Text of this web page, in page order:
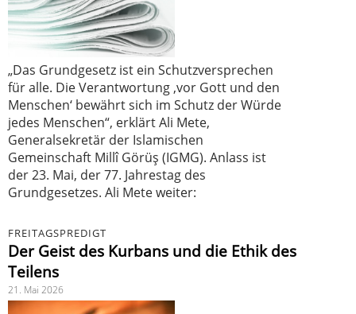
„Das Grundgesetz ist ein Schutzversprechen
für alle. Die Verantwortung ‚vor Gott und den
Menschen‘ bewährt sich im Schutz der Würde
jedes Menschen“, erklärt Ali Mete,
Generalsekretär der Islamischen
Gemeinschaft Millî Görüş (IGMG). Anlass ist
der 23. Mai, der 77. Jahrestag des
Grundgesetzes. Ali Mete weiter:
FREITAGSPREDIGT
Der Geist des Kurbans und die Ethik des
Teilens
21. Mai 2026